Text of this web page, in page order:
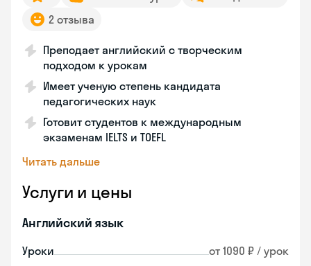
2 отзыва
Преподает английский с творческим
подходом к урокам
Имеет ученую степень кандидата
педагогических наук
Готовит студентов к международным
экзаменам IELTS и TOEFL
Читать дальше
Услуги и цены
Английский язык
Уроки от 1090 ₽ / урок